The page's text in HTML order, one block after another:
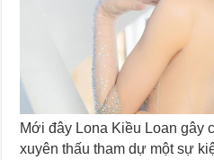
Mới đây Lona Kiều Loan gây
xuyên thấu tham dự một sự